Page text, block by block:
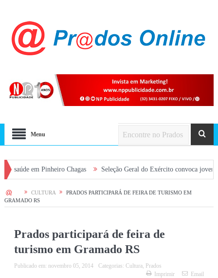
Menu
Pinheiro Chagas Seleção Geral do Exército convoca jovens alistados
HOME CULTURA
PRADOS PARTICIPARÁ DE FEIRA DE TURISMO EM
GRAMADO RS
Prados participará de feira de
turismo em Gramado RS
Publicado em: novembro 05, 2014 Categorias: Cultura, Prados
Imprimir
Email